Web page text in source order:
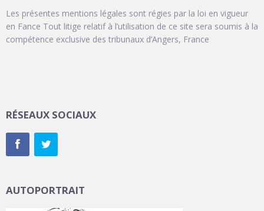
Les présentes mentions légales sont régies par la loi en vigueur
en Fance Tout litige relatif à l’utilisation de ce site sera soumis à la
compétence exclusive des tribunaux d’Angers, France
RÉSEAUX SOCIAUX
AUTOPORTRAIT